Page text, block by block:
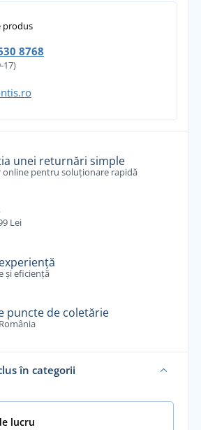
produs
8768
17)
unei returnări simple
pentru soluționare rapidă
Lei
și eficiență
puncte de coletărie
în categorii
lucru